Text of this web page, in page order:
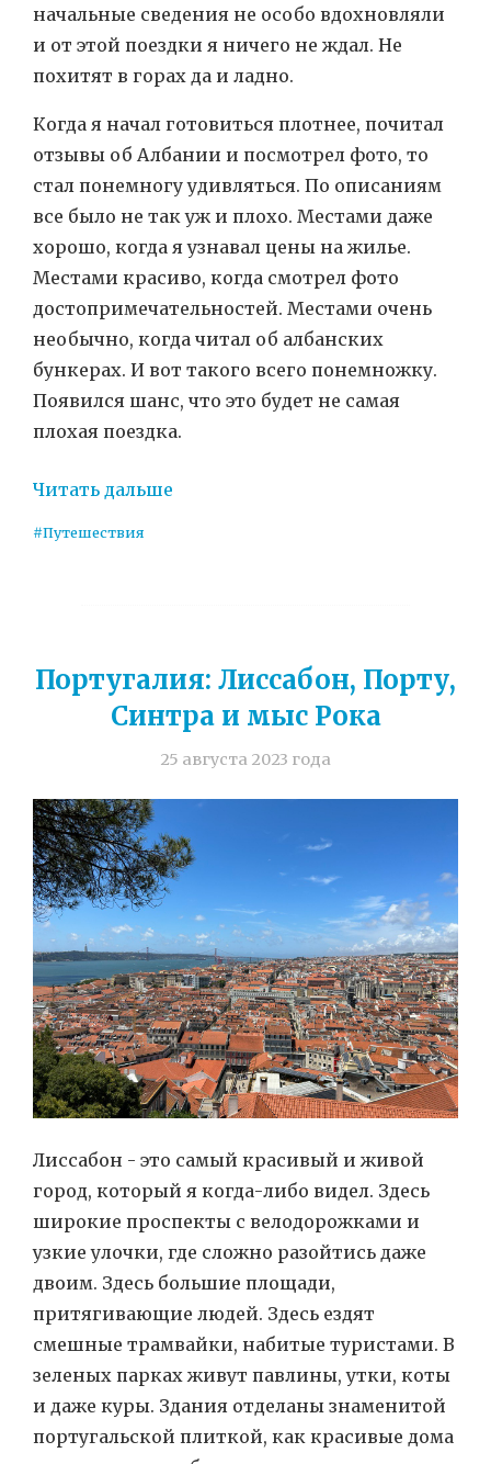
начальные сведения не особо вдохновляли
и от этой поездки я ничего не ждал. Не
похитят в горах да и ладно.
Когда я начал готовиться плотнее, почитал
отзывы об Албании и посмотрел фото, то
стал понемногу удивляться. По описаниям
все было не так уж и плохо. Местами даже
хорошо, когда я узнавал цены на жилье.
Местами красиво, когда смотрел фото
достопримечательностей. Местами очень
необычно, когда читал об албанских
бункерах. И вот такого всего понемножку.
Появился шанс, что это будет не самая
плохая поездка.
Читать дальше
#Путешествия
Португалия: Лиссабон, Порту,
Синтра и мыс Рока
25 августа 2023 года
Лиссабон - это самый красивый и живой
город, который я когда-либо видел. Здесь
широкие проспекты с велодорожками и
узкие улочки, где сложно разойтись даже
двоим. Здесь большие площади,
притягивающие людей. Здесь ездят
смешные трамвайки, набитые туристами. В
зеленых парках живут павлины, утки, коты
и даже куры. Здания отделаны знаменитой
португальской плиткой, как красивые дома